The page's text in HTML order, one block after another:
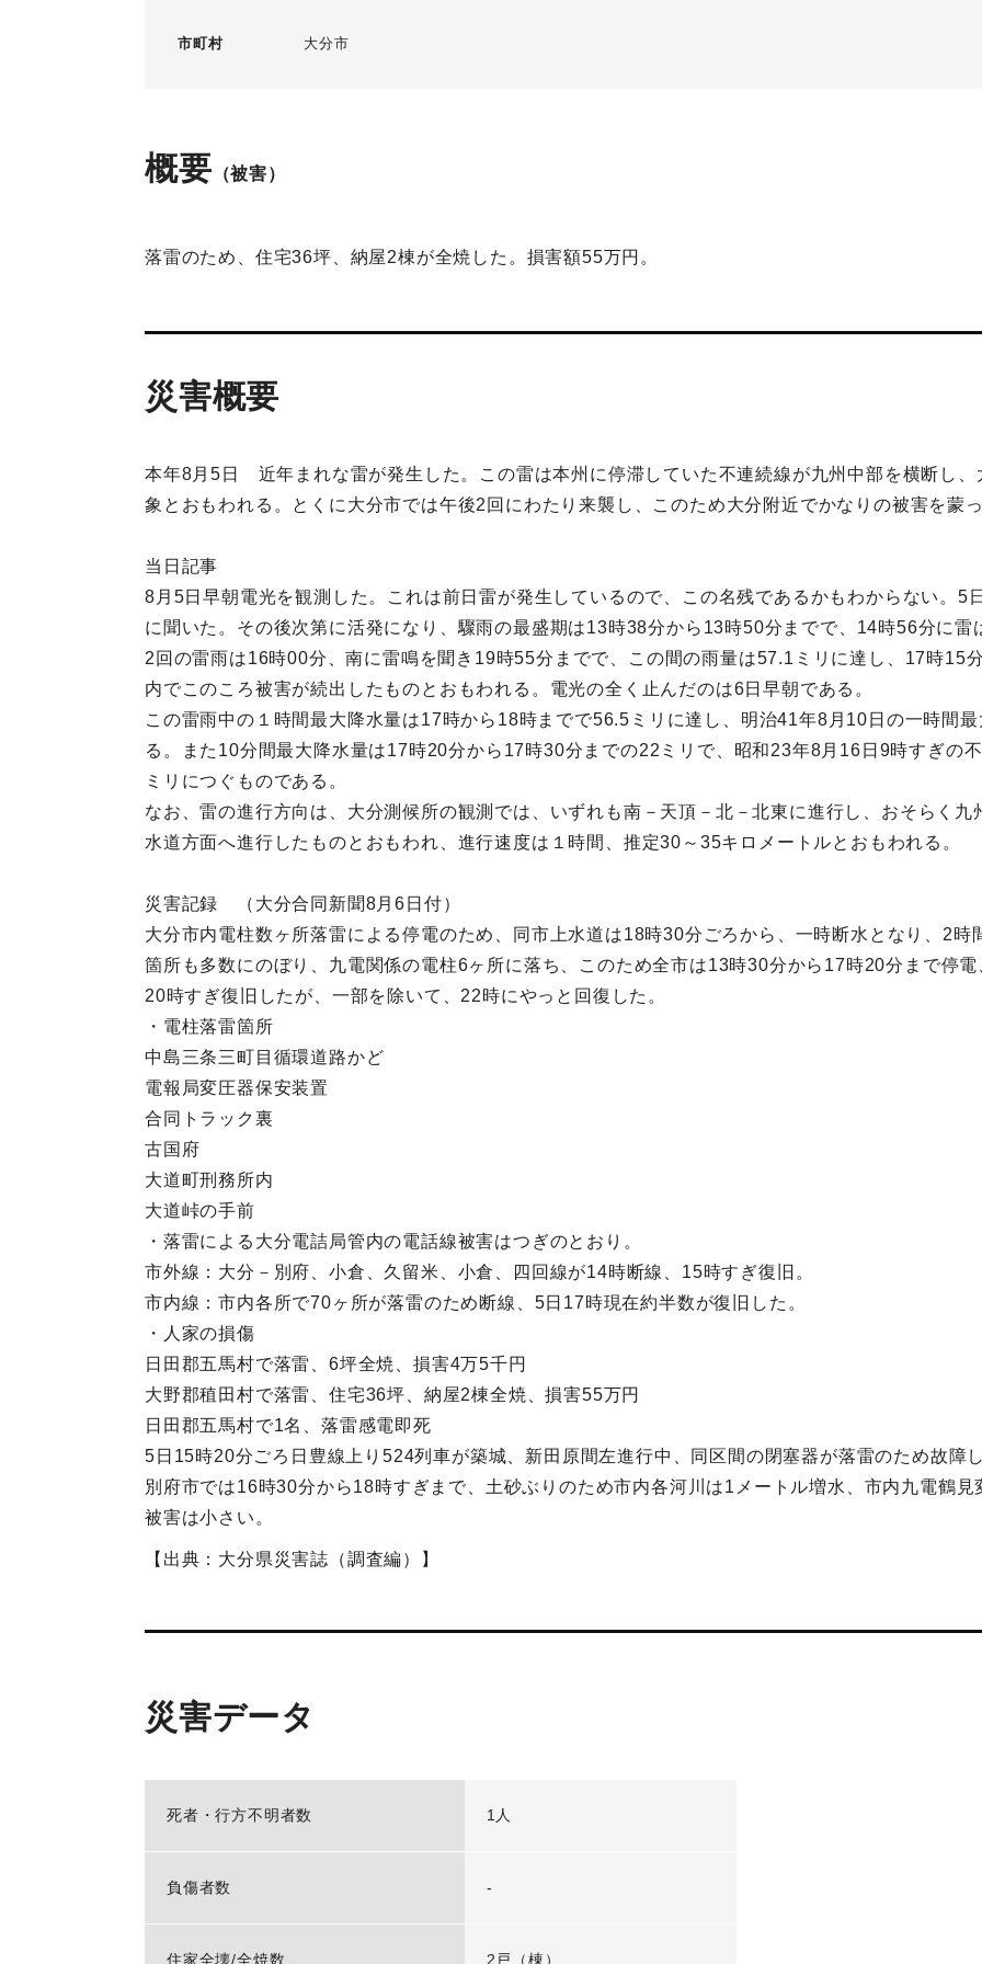
市町村 大分市
概要 （被害）
落雷のため、住宅36坪、納屋2棟が全焼した。損害額55万円。
災害概要
本年8月5日 近年まれな雷が発生した。この雷は本州に停滞していた不連続線が九州中部を横断し、
象とおもわれる。とくに大分市では午後2回にわたり来襲し、このため大分附近でかなりの被害を蒙っ
当日記事
8月5日早朝電光を観測した。これは前日雷が発生しているので、この名残であるかもわからない。5
に聞いた。その後次第に活発になり、驟雨の最盛期は13時38分から13時50分までで、14時56分に雷
2回の雷雨は16時00分、南に雷鳴を聞き19時55分までで、この間の雨量は57.1ミリに達し、17時
内でこのころ被害が続出したものとおもわれる。電光の全く止んだのは6日早朝である。
この雷雨中の１時間最大降水量は17時から18時までで56.5ミリに達し、明治41年8月10日の一時間
る。また10分間最大降水量は17時20分から17時30分までの22ミリで、昭和23年8月16日9時すぎの
ミリにつぐものである。
なお、雷の進行方向は、大分測候所の観測では、いずれも南－天頂－北－北東に進行し、おそらく
水道方面へ進行したものとおもわれ、進行速度は１時間、推定30～35キロメートルとおもわれる。
災害記録 （大分合同新聞8月6日付）
大分市内電柱数ヶ所落雷による停電のため、同市上水道は18時30分ごろから、一時断水となり、2
箇所も多数にのぼり、九電関係の電柱6ヶ所に落ち、このため全市は13時30分から17時20分まで停
20時すぎ復旧したが、一部を除いて、22時にやっと回復した。
・電柱落雷箇所
中島三条三町目循環道路かど
電報局変圧器保安装置
合同トラック裏
古国府
大道町刑務所内
大道峠の手前
・落雷による大分電詰局管内の電話線被害はつぎのとおり。
市外線：大分－別府、小倉、久留米、小倉、四回線が14時断線、15時すぎ復旧。
市内線：市内各所で70ヶ所が落雷のため断線、5日17時現在約半数が復旧した。
・人家の損傷
日田郡五馬村で落雷、6坪全焼、損害4万5千円
大野郡稙田村で落雷、住宅36坪、納屋2棟全焼、損害55万円
日田郡五馬村で1名、落雷感電即死
5日15時20分ごろ日豊線上り524列車が築城、新田原間左進行中、同区間の閉塞器が落雷のため故障
別府市では16時30分から18時すぎまで、土砂ぶりのため市内各河川は1メートル増水、市内九電鶴
被害は小さい。
【出典：大分県災害誌（調査編）】
災害データ
死者・行方不明者数 1人
負傷者数 -
住家全壊/全焼数 2戸（棟）